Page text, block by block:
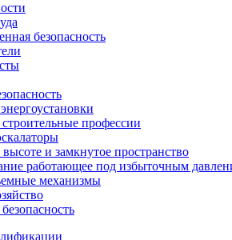
безопасность
профессии
и замкнутое пространство
работающее под избыточным
механизмы